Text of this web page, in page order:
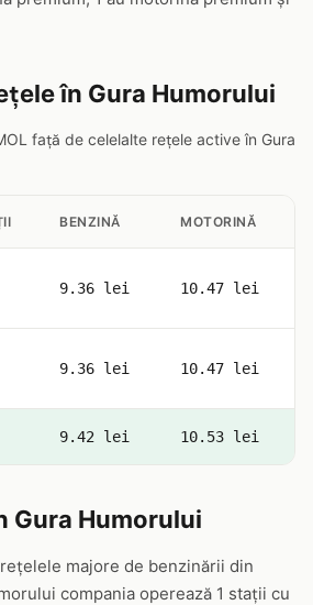
în Gura Humorului
față de celelalte rețele active în Gura
BENZINĂ MOTORINĂ
9.36 lei 10.47 lei
9.36 lei 10.47 lei
9.42 lei 10.53 lei
Gura Humorului
majore de benzinării din
compania operează 1 stații cu